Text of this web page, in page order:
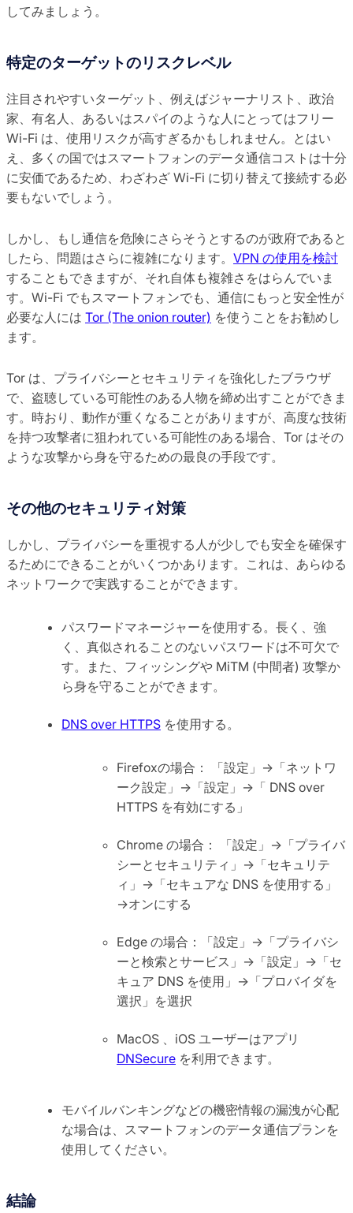
してみましょう。
特定のターゲットのリスクレベル
注目されやすいターゲット、例えばジャーナリスト、政治
家、有名人、あるいはスパイのような人にとってはフリー
Wi-Fi は、使用リスクが高すぎるかもしれません。とはい
え、多くの国ではスマートフォンのデータ通信コストは十分
に安価であるため、わざわざ Wi-Fi に切り替えて接続する必
要もないでしょう。
しかし、もし通信を危険にさらそうとするのが政府であると
したら、問題はさらに複雑になります。 VPN の使用を検討
することもできますが、それ自体も複雑さをはらんでいま
す。Wi-Fi でもスマートフォンでも、通信にもっと安全性が
必要な人には Tor (The onion router) を使うことをお勧めし
ます。
Tor は、プライバシーとセキュリティを強化したブラウザ
で、盗聴している可能性のある人物を締め出すことができま
す。時おり、動作が重くなることがありますが、高度な技術
を持つ攻撃者に狙われている可能性のある場合、Tor はその
ような攻撃から身を守るための最良の手段です。
その他のセキュリティ対策
しかし、プライバシーを重視する人が少しでも安全を確保す
るためにできることがいくつかあります。これは、あらゆる
ネットワークで実践することができます。
パスワードマネージャーを使用する。長く、強
く、真似されることのないパスワードは不可欠で
す。また、フィッシングや MiTM (中間者) 攻撃か
ら身を守ることができます。
DNS over HTTPS を使用する。
Firefoxの場合： 「設定」→「ネットワ
ーク設定」→「設定」→「 DNS over
HTTPS を有効にする」
Chrome の場合： 「設定」→「プライバ
シーとセキュリティ」→「セキュリテ
ィ」→「セキュアな DNS を使用する」
→オンにする
Edge の場合：「設定」→「プライバシ
ーと検索とサービス」→「設定」→「セ
キュア DNS を使用」→「プロバイダを
選択」を選択
MacOS 、iOS ユーザーはアプリ
DNSecure を利用できます。
モバイルバンキングなどの機密情報の漏洩が心配
な場合は、スマートフォンのデータ通信プランを
使用してください。
結論